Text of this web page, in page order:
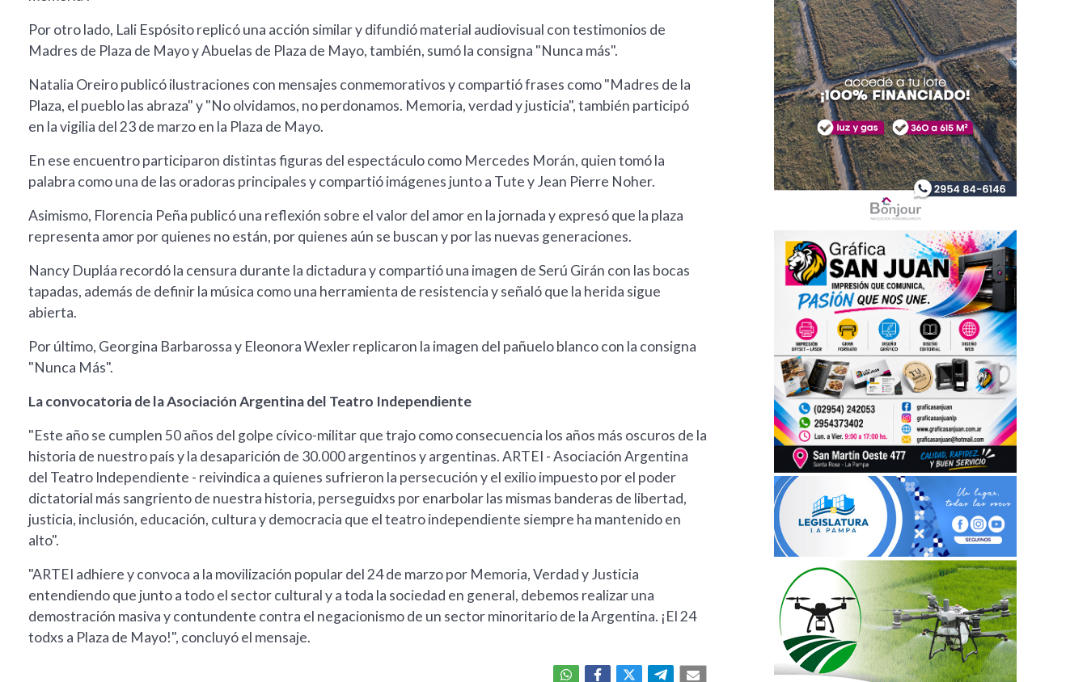
Por otro lado, Lali Espósito replicó una acción similar y difundió material audiovisual con testimonios de
Madres de Plaza de Mayo y Abuelas de Plaza de Mayo, también, sumó la consigna "Nunca más".
Natalia Oreiro publicó ilustraciones con mensajes conmemorativos y compartió frases como "Madres de la
Plaza, el pueblo las abraza" y "No olvidamos, no perdonamos. Memoria, verdad y justicia", también participó
en la vigilia del 23 de marzo en la Plaza de Mayo.
En ese encuentro participaron distintas figuras del espectáculo como Mercedes Morán, quien tomó la
palabra como una de las oradoras principales y compartió imágenes junto a Tute y Jean Pierre Noher.
Asimismo, Florencia Peña publicó una reflexión sobre el valor del amor en la jornada y expresó que la plaza
representa amor por quienes no están, por quienes aún se buscan y por las nuevas generaciones.
Nancy Dupláa recordó la censura durante la dictadura y compartió una imagen de Serú Girán con las bocas
tapadas, además de definir la música como una herramienta de resistencia y señaló que la herida sigue
abierta.
Por último, Georgina Barbarossa y Eleonora Wexler replicaron la imagen del pañuelo blanco con la consigna
"Nunca Más".
La convocatoria de la Asociación Argentina del Teatro Independiente
"Este año se cumplen 50 años del golpe cívico-militar que trajo como consecuencia los años más oscuros de la
historia de nuestro país y la desaparición de 30.000 argentinos y argentinas. ARTEI - Asociación Argentina
del Teatro Independiente - reivindica a quienes sufrieron la persecución y el exilio impuesto por el poder
dictatorial más sangriento de nuestra historia, perseguidxs por enarbolar las mismas banderas de libertad,
justicia, inclusión, educación, cultura y democracia que el teatro independiente siempre ha mantenido en
alto".
"ARTEI adhiere y convoca a la movilización popular del 24 de marzo por Memoria, Verdad y Justicia
entendiendo que junto a todo el sector cultural y a toda la sociedad en general, debemos realizar una
demostración masiva y contundente contra el negacionismo de un sector minoritario de la Argentina. ¡El 24
todxs a Plaza de Mayo!", concluyó el mensaje.